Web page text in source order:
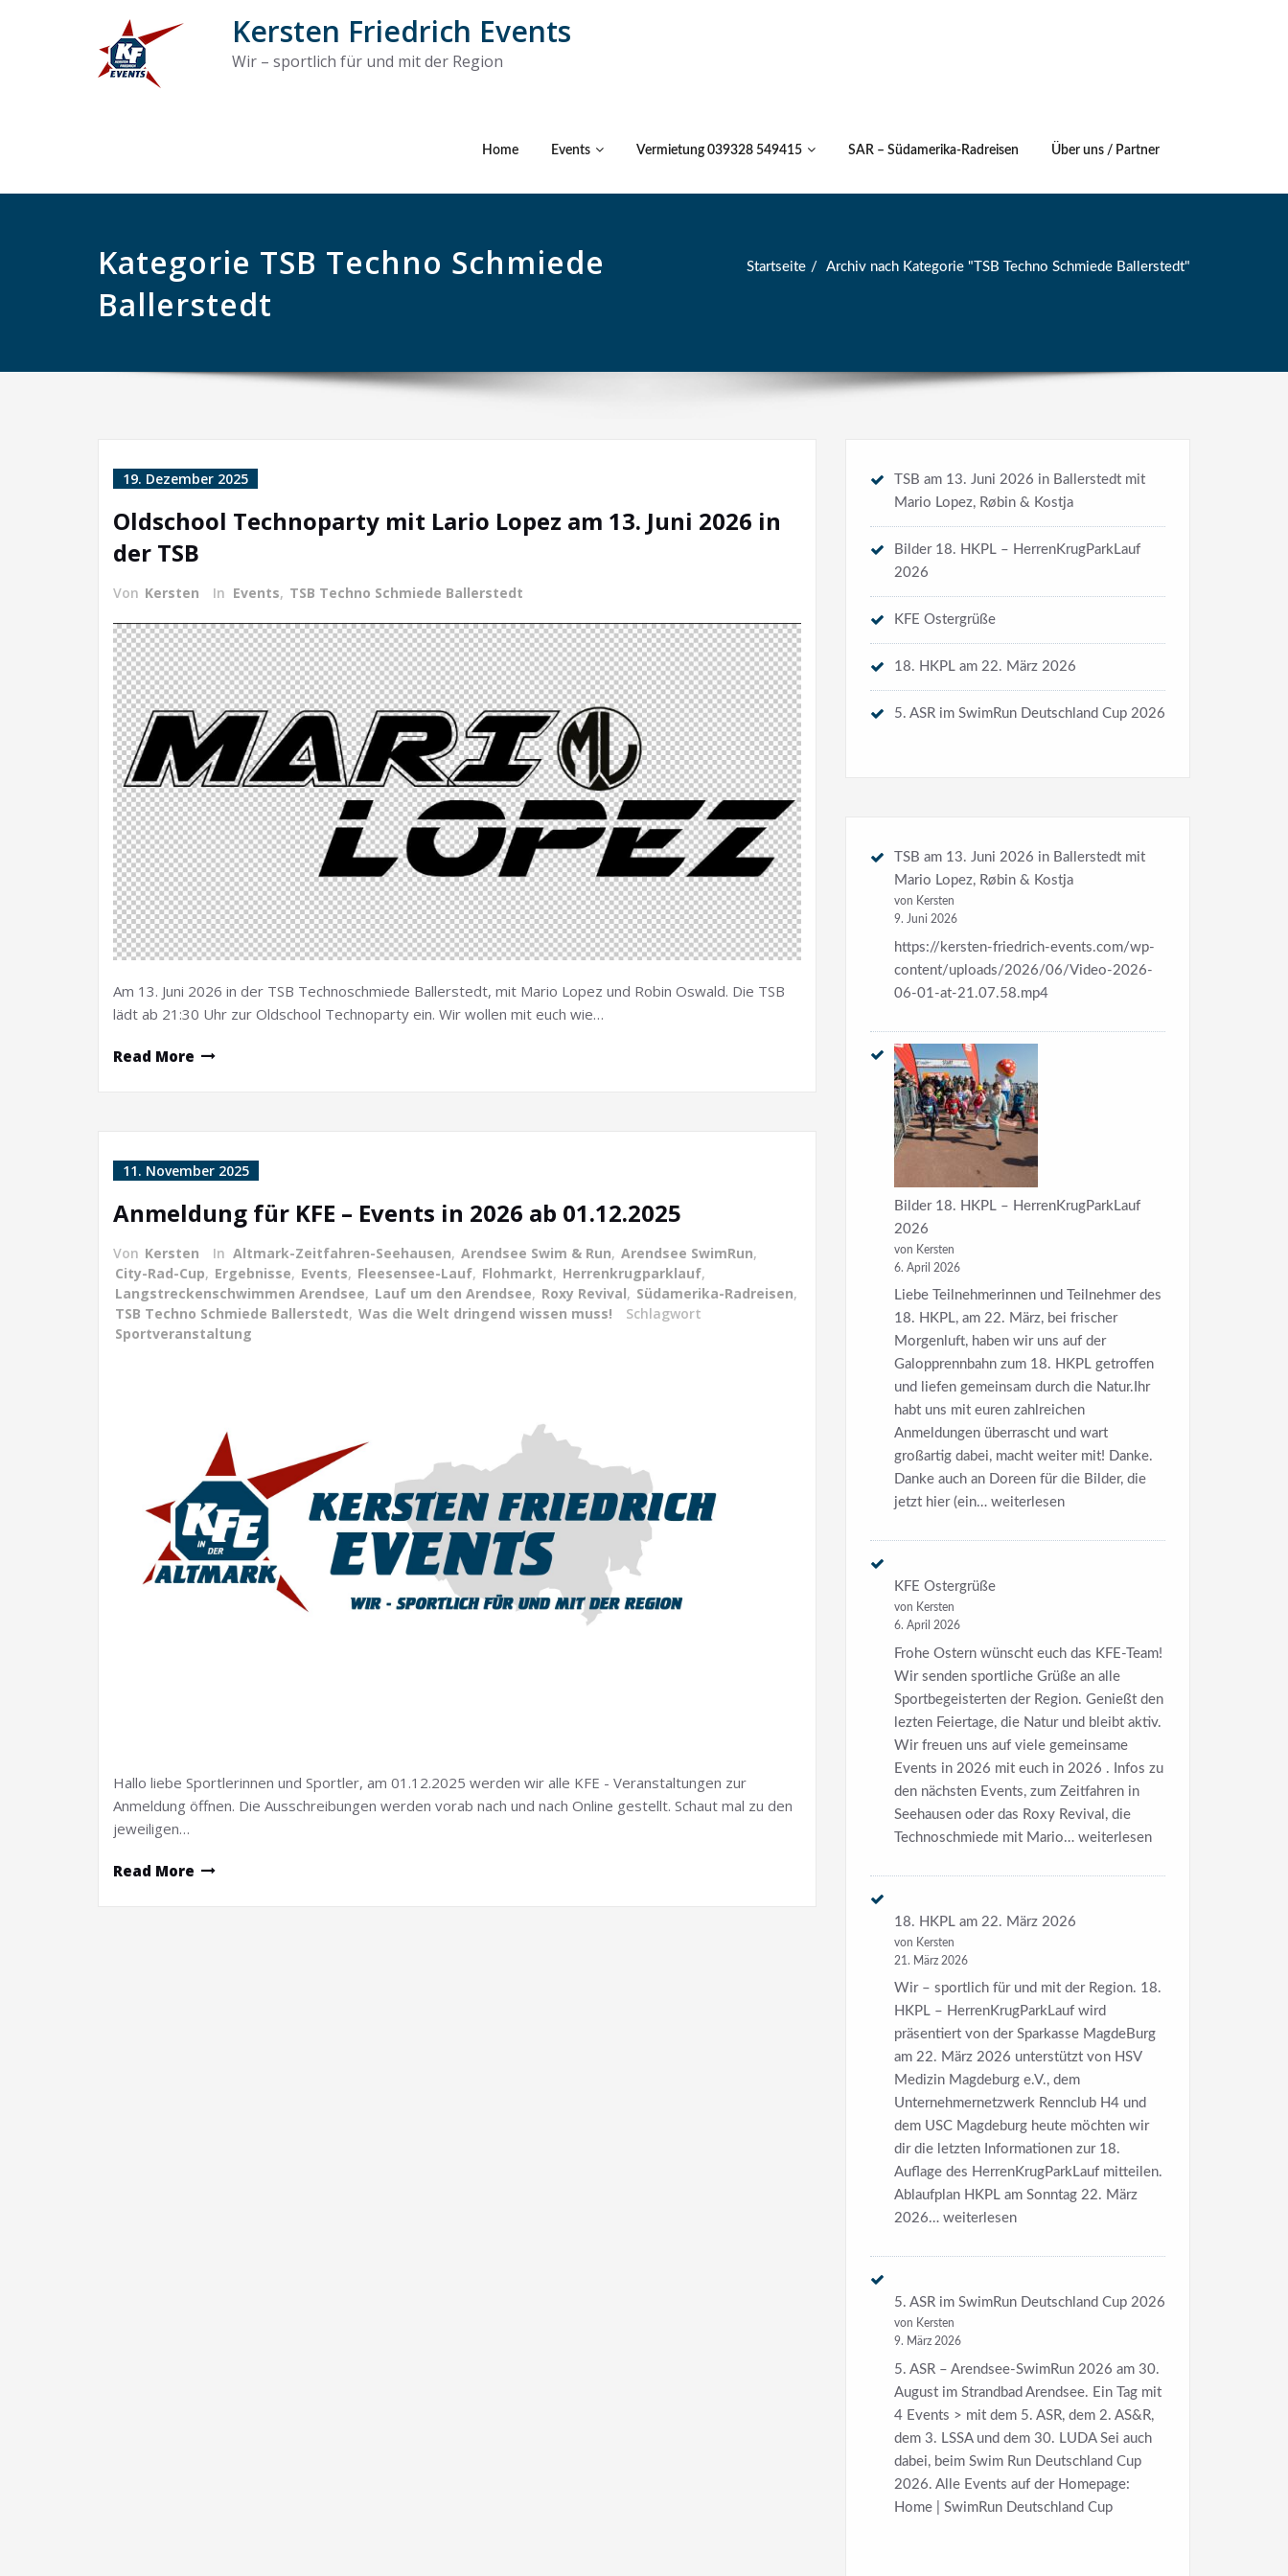
Kersten Friedrich Events
Wir – sportlich für und mit der Region
Home Events Vermietung 039328 549415 SAR – Südamerika-Radreisen Über uns / Partner
Kategorie TSB Techno Schmiede
Ballerstedt
Startseite Archiv nach Kategorie "TSB Techno Schmiede Ballerstedt"
19. Dezember 2025
Oldschool Technoparty mit Lario Lopez am 13. Juni 2026 in
der TSB
Von Kersten In Events, TSB Techno Schmiede Ballerstedt
Am 13. Juni 2026 in der TSB Technoschmiede Ballerstedt, mit Mario Lopez und Robin Oswald. Die TSB
lädt ab 21:30 Uhr zur Oldschool Technoparty ein. Wir wollen mit euch wie…
Read More
11. November 2025
Anmeldung für KFE – Events in 2026 ab 01.12.2025
Von Kersten In Altmark-Zeitfahren-Seehausen, Arendsee Swim & Run, Arendsee SwimRun,
City-Rad-Cup, Ergebnisse, Events, Fleesensee-Lauf, Flohmarkt, Herrenkrugparklauf,
Langstreckenschwimmen Arendsee, Lauf um den Arendsee, Roxy Revival, Südamerika-Radreisen,
TSB Techno Schmiede Ballerstedt, Was die Welt dringend wissen muss!
Schlagwort
Sportveranstaltung
Hallo liebe Sportlerinnen und Sportler, am 01.12.2025 werden wir alle KFE - Veranstaltungen zur
Anmeldung öffnen. Die Ausschreibungen werden vorab nach und nach Online gestellt. Schaut mal zu den
jeweiligen…
Read More
TSB am 13. Juni 2026 in Ballerstedt mit
Mario Lopez, Røbin & Kostja
Bilder 18. HKPL – HerrenKrugParkLauf
2026
KFE Ostergrüße
18. HKPL am 22. März 2026
5. ASR im SwimRun Deutschland Cup 2026
TSB am 13. Juni 2026 in Ballerstedt mit
Mario Lopez, Røbin & Kostja
von Kersten
9. Juni 2026
https://kersten-friedrich-events.com/wp-
content/uploads/2026/06/Video-2026-
06-01-at-21.07.58.mp4
Bilder 18. HKPL – HerrenKrugParkLauf
2026
von Kersten
6. April 2026
Liebe Teilnehmerinnen und Teilnehmer des
18. HKPL, am 22. März, bei frischer
Morgenluft, haben wir uns auf der
Galopprennbahn zum 18. HKPL getroffen
und liefen gemeinsam durch die Natur.Ihr
habt uns mit euren zahlreichen
Anmeldungen überrascht und wart
großartig dabei, macht weiter mit! Danke.
Danke auch an Doreen für die Bilder, die
jetzt hier (ein… Bilder
HerrenKrugParkLauf
weiterlesen
KFE Ostergrüße
von Kersten
6. April 2026
Frohe Ostern wünscht euch das KFE-Team!
Wir senden sportliche Grüße an alle
Sportbegeisterten der Region. Genießt den
lezten Feiertage, die Natur und bleibt aktiv.
Wir freuen uns auf viele gemeinsame
Events in 2026 mit euch in 2026 . Infos zu
den nächsten Events, zum Zeitfahren in
Seehausen oder das Roxy Revival, die
Technoschmiede mit Mario… KFE
weiterlesen
18. HKPL am 22. März 2026
von Kersten
21. März 2026
Wir – sportlich für und mit der Region. 18.
HKPL – HerrenKrugParkLauf wird
präsentiert von der Sparkasse MagdeBurg
am 22. März 2026 unterstützt von HSV
Medizin Magdeburg e.V., dem
Unternehmernetzwerk Rennclub H4 und
dem USC Magdeburg heute möchten wir
dir die letzten Informationen zur 18.
Auflage des HerrenKrugParkLauf mitteilen.
Ablaufplan HKPL am Sonntag 22. März
2026… 18.
März
2026
weiterlesen
5. ASR im SwimRun Deutschland Cup 2026
von Kersten
9. März 2026
5. ASR – Arendsee-SwimRun 2026 am 30.
August im Strandbad Arendsee. Ein Tag mit
4 Events > mit dem 5. ASR, dem 2. AS&R,
dem 3. LSSA und dem 30. LUDA Sei auch
dabei, beim Swim Run Deutschland Cup
2026. Alle Events auf der Homepage:
Home | SwimRun Deutschland Cup